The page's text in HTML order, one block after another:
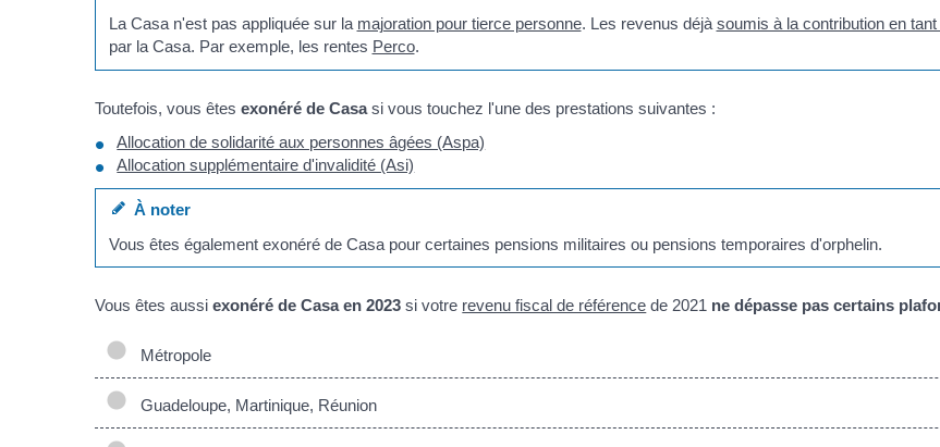
La Casa n'est pas appliquée sur la majoration pour tierce personne. Les revenus déjà soumis à la contribution en
par la Casa. Par exemple, les rentes Perco.
Toutefois, vous êtesexonéré de Casasi vous touchez l'une des prestations suivantes :
Allocation de solidarité aux personnes âgées (Aspa)
Allocation supplémentaire d'invalidité (Asi)
À noter
Vous êtes également exonéré de Casa pour certaines pensions militaires ou pensions temporaires d'orphelin.
Vous êtes aussiexonéré de Casa en 2023 si votre revenu fiscal de référence de 2021 ne dépasse pas certains
Métropole
Guadeloupe, Martinique, Réunion